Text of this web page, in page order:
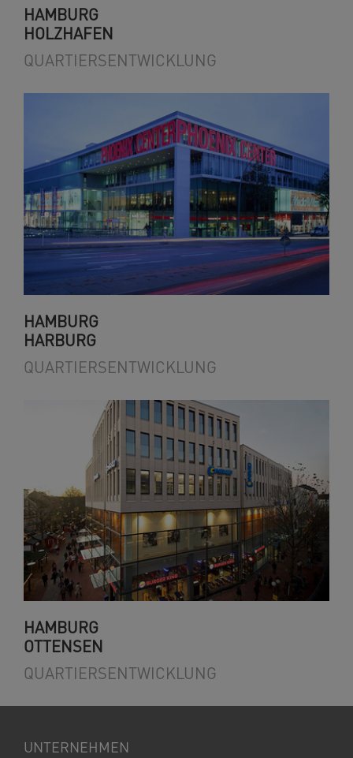
HAMBURG
HOLZHAFEN
QUARTIERSENTWICKLUNG
HAMBURG
HARBURG
QUARTIERSENTWICKLUNG
HAMBURG
OTTENSEN
QUARTIERSENTWICKLUNG
UNTERNEHMEN